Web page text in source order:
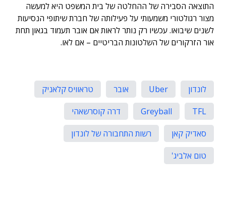
התוצאה הסבירה של ההחלטה של בית המשפט היא למעשה
מצור רגולטורי משמעותי על פעילותה של חברת שיתופי הנסיעות
לשנים שיבואו. עכשיו רק נותר לראות אם אובר תעמוד בגאון תחת
אור הזרקורים של השלטונות הבריטיים – אם לאו.
לונדון Uber אובר
טראוויס קלאניק
TFL
Greyball
דרה קוסרשאהי
סאדיק קאן
רשות התחבורה של לונדון
טום אלביג'